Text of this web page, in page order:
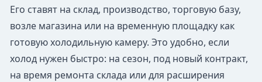
Его ставят на склад, производство, торговую базу,
возле магазина или на временную площадку как
готовую холодильную камеру. Это удобно, если
холод нужен быстро: на сезон, под новый контракт,
на время ремонта склада или для расширения